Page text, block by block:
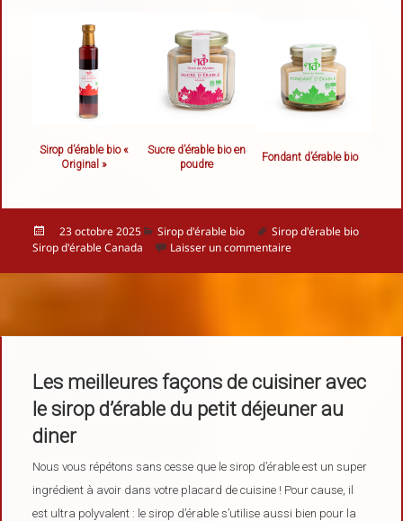
Sirop d’érable bio «
Original »
Sucre d’érable bio en
poudre
Fondant d’érable bio
Publié
le
23 octobre 2025 Catégories
Sirop d'érable bio
Mots-
clés
Sirop d'érable bio,
Sirop d'érable Canada
Laisser un commentairesur Pourquoi le sirop
Les meilleures façons de cuisiner avec
le sirop d’érable du petit déjeuner au
diner
Nous vous répétons sans cesse que le sirop d’érable est un super
ingrédient à avoir dans votre placard de cuisine ! Pour cause, il
est ultra polyvalent : le sirop d’érable s’utilise aussi bien pour la